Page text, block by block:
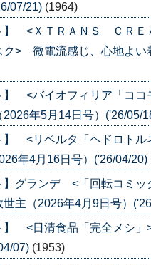
07/21) (1964)
】 <ＸＴＲＡＮＳ ＣＲ
ク> 微電流感じ、心地よい
】 <バイオフィリア「コ
2026年5月14日号）('26/05/
】 <リベルタ「ヘドロト
年4月16日号）('26/04/20)
】グランデ <「回転コミ
主（2026年4月9日号）
】 <日清食品「完全メシ
07) (1953)